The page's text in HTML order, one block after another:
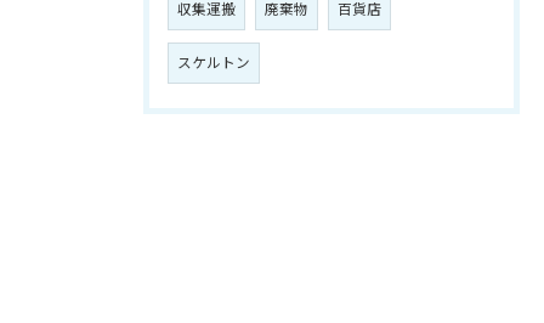
収集運搬 廃棄物 百貨店
スケルトン